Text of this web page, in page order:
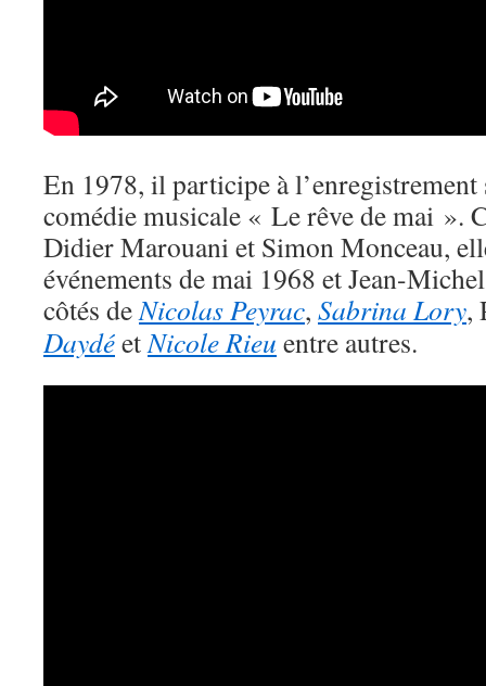
En 1978, il participe à l’enregistrement
comédie musicale « Le rêve de mai ».
Didier Marouani et Simon Monceau,
événements de mai 1968 et Jean-
côtés deNicolas Peyrac, Sabrina Lory,
DaydéetNicole Rieu entre autres.